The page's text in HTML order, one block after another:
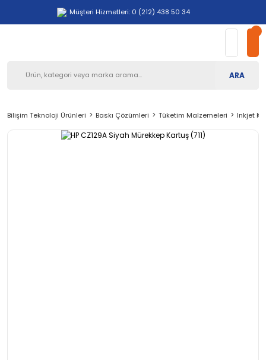
Müşteri Hizmetleri: 0 (212) 438 50 34
ARA
Bilişim Teknoloji Ürünleri Baskı Çözümleri Tüketim Malzemeleri Inkjet